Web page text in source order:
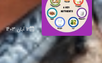
12 آبان 1403